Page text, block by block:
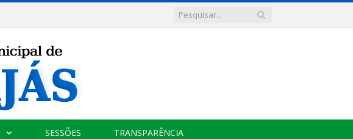
SESSÕES TRANSPARÊNCIA